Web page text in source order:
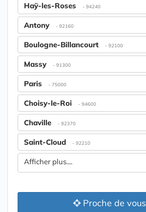
Haÿ-les-Roses - 94240
Antony - 92160
Boulogne-Billancourt - 92100
Massy - 91300
Paris - 75000
Choisy-le-Roi - 94600
Chaville - 92370
Saint-Cloud - 92210
Afficher plus....
Proche de vous